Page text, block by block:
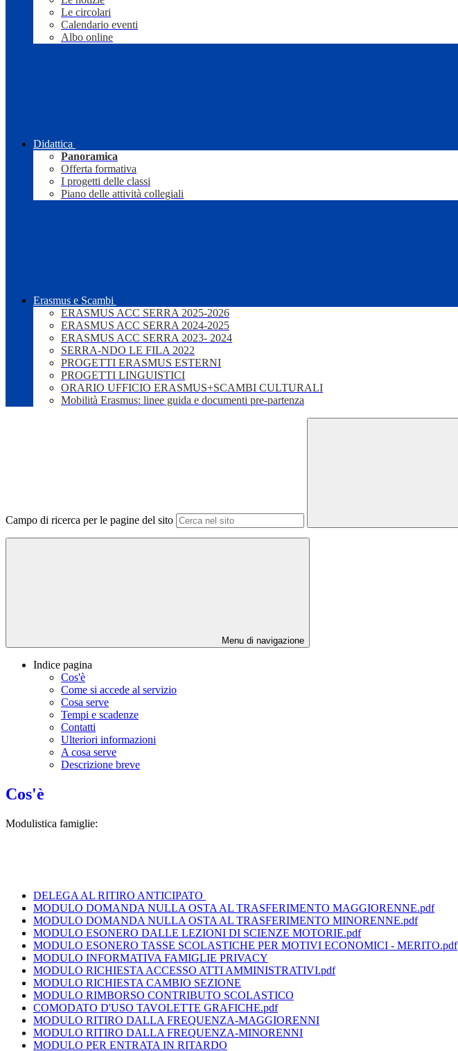
Le circolari
Calendario eventi
Albo online
Didattica
Panoramica
Offerta formativa
I progetti delle classi
Piano delle attività collegiali
Erasmus e Scambi
ERASMUS ACC SERRA 2025-2026
ERASMUS ACC SERRA 2024-2025
ERASMUS ACC SERRA 2023- 2024
SERRA-NDO LE FILA 2022
PROGETTI ERASMUS ESTERNI
PROGETTI LINGUISTICI
ORARIO UFFICIO ERASMUS+SCAMBI CULTURALI
Mobilità Erasmus: linee guida e documenti pre-partenza
Campo di ricerca per le pagine del sito
Menu di navigazione
Indice pagina
Cos'è
Come si accede al servizio
Cosa serve
Tempi e scadenze
Contatti
Ulteriori informazioni
A cosa serve
Descrizione breve
Cos'è
Modulistica famiglie:
DELEGA AL RITIRO ANTICIPATO
MODULO DOMANDA NULLA OSTA AL TRASFERIMENTO MAGGIORENNE.pdf
MODULO DOMANDA NULLA OSTA AL TRASFERIMENTO MINORENNE.pdf
MODULO ESONERO DALLE LEZIONI DI SCIENZE MOTORIE.pdf
MODULO ESONERO TASSE SCOLASTICHE PER MOTIVI ECONOMICI - MERITO.pdf
MODULO INFORMATIVA FAMIGLIE PRIVACY
MODULO RICHIESTA ACCESSO ATTI AMMINISTRATIVI.pdf
MODULO RICHIESTA CAMBIO SEZIONE
MODULO RIMBORSO CONTRIBUTO SCOLASTICO
COMODATO D'USO TAVOLETTE GRAFICHE.pdf
MODULO RITIRO DALLA FREQUENZA-MAGGIORENNI
MODULO RITIRO DALLA FREQUENZA-MINORENNI
MODULO PER ENTRATA IN RITARDO